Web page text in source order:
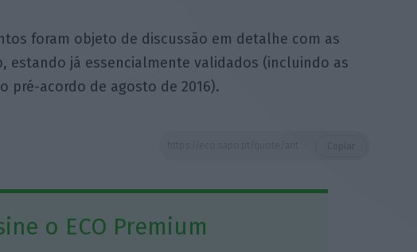
foram objeto de discussão em detalhe com as
estando já essencialmente validados (incluindo as
pré-acordo de agosto de 2016).
o ECO Premium